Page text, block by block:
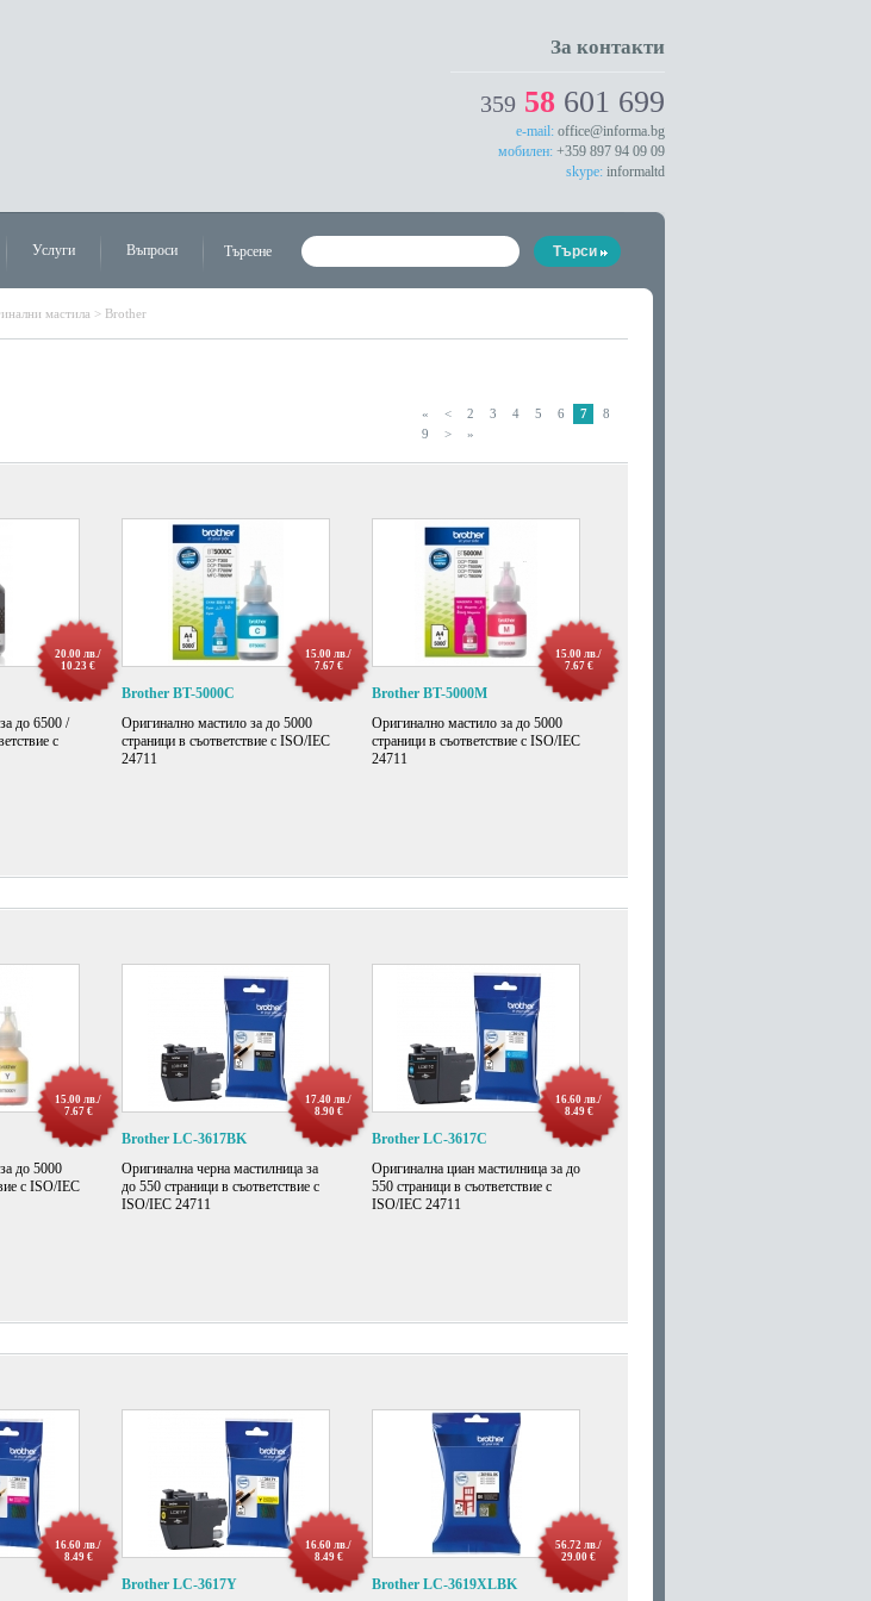
За контакти
359 58 601 699
e-mail: office@informa.bg
мобилен: +359 897 94 09 09
skype: informaltd
Търсене
Услуги Въпроси
мастила > Brother
« < 2 3 4 5 6 7
8
9
> »
20.00 лв./
10.23 €
до 6500 /
с
15.00 лв./
7.67 €
Brother BT-5000C
Оригиналнo мастилo за до 5000
страници в съответствие с ISO/IEC
24711
15.00 лв./
7.67 €
Brother BT-5000M
Оригиналнo мастилo за до 5000
страници в съответствие с ISO/IEC
24711
15.00 лв./
7.67 €
до 5000
с ISO/IEC
17.40 лв./
8.90 €
Brother LC-3617BK
Оригинална черна мастилница за
до 550 страници в съответствие с
ISO/IEC 24711
16.60 лв./
8.49 €
Brother LC-3617C
Оригинална циан мастилница за до
550 страници в съответствие с
ISO/IEC 24711
16.60 лв./
8.49 €
16.60 лв./
8.49 €
Brother LC-3617Y
56.72 лв./
29.00 €
Brother LC-3619XLBK